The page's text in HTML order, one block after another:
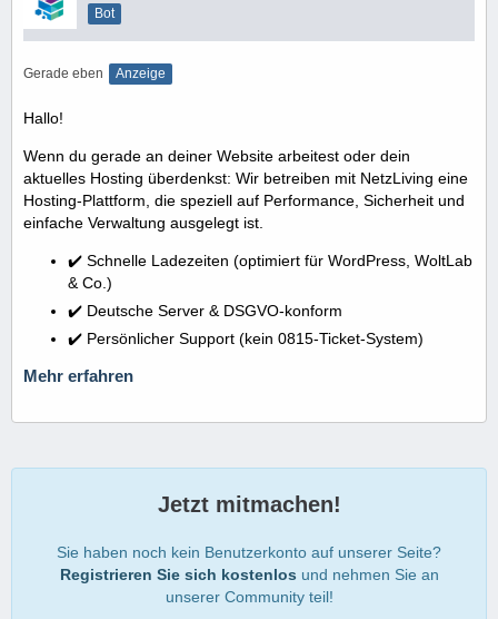
Bot
Gerade eben Anzeige
Hallo!
Wenn du gerade an deiner Website arbeitest oder dein
aktuelles Hosting überdenkst: Wir betreiben mit NetzLiving eine
Hosting-Plattform, die speziell auf Performance, Sicherheit und
einfache Verwaltung ausgelegt ist.
✔️ Schnelle Ladezeiten (optimiert für WordPress, WoltLab
& Co.)
✔️ Deutsche Server & DSGVO-konform
✔️ Persönlicher Support (kein 0815-Ticket-System)
Mehr erfahren
Jetzt mitmachen!
Sie haben noch kein Benutzerkonto auf unserer Seite?
Registrieren Sie sich kostenlos und nehmen Sie an
unserer Community teil!